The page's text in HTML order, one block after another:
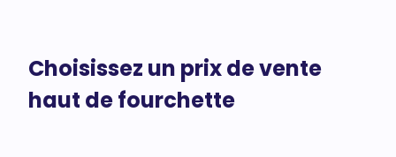
Choisissez un prix de vente
haut de fourchette